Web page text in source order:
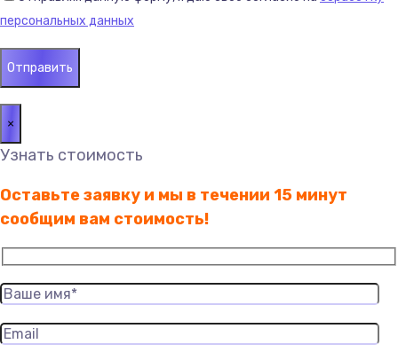
персональных данных
×
Узнать стоимость
Оставьте заявку и мы в течении 15 минут
сообщим вам стоимость!